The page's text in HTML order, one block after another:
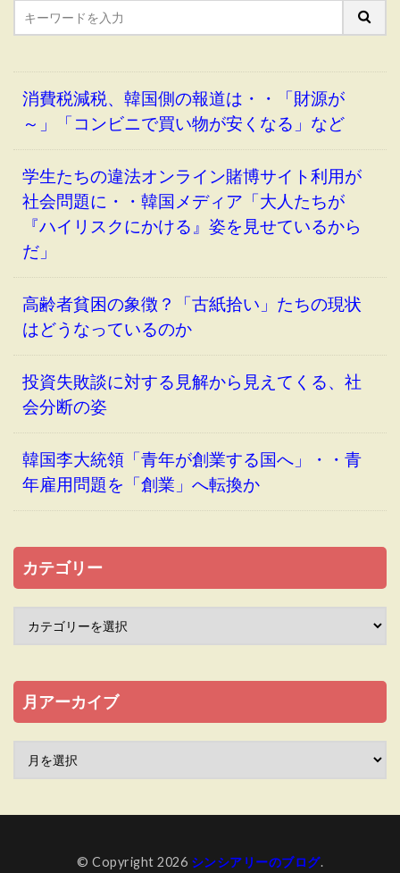
消費税減税、韓国側の報道は・・「財源が
～」「コンビニで買い物が安くなる」など
学生たちの違法オンライン賭博サイト利用が
社会問題に・・韓国メディア「大人たちが
『ハイリスクにかける』姿を見せているから
だ」
高齢者貧困の象徴？「古紙拾い」たちの現状
はどうなっているのか
投資失敗談に対する見解から見えてくる、社
会分断の姿
韓国李大統領「青年が創業する国へ」・・青
年雇用問題を「創業」へ転換か
カテゴリー
月アーカイブ
© Copyright 2026 シンシアリーのブログ.